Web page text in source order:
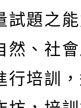
試題之
然、社
行培訓